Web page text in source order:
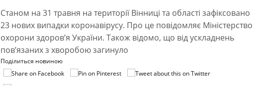
Станом на 31 травня на території Вінниці та області зафіксовано
23 нових випадки коронавірусу. Про це повідомляє Міністерство
охорони здоров’я України. Також відомо, що від ускладнень
пов’язаних з хворобою загинуло
Поділиться новиною